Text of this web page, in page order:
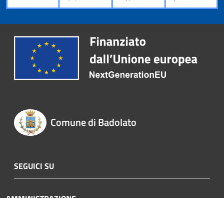
Comune di Badolato
SEGUICI SU